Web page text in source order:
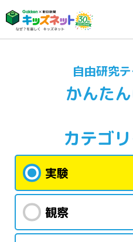
自由研究
かんた
カテゴ
実験
観察